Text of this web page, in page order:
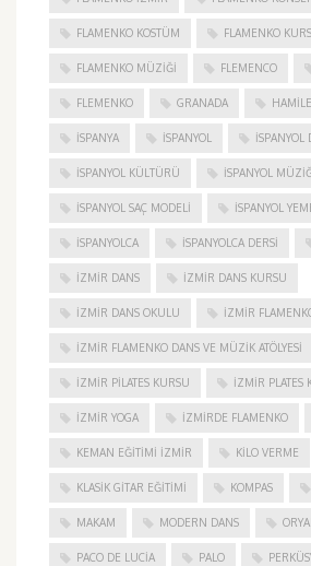
FLAMENKO KOSTÜM FLAMENKO
FLAMENKO MÜZIĞI FLEMENCO
FLEMENKO GRANADA
ISPANYA İSPANYOL İSPANYOL
İSPANYOL KÜLTÜRÜ İSPANYOL
İSPANYOL SAÇ MODELI İSPANYOL
İSPANYOLCA İSPANYOLCA DERSI
IZMIR DANS IZMIR DANS KURSU
IZMIR DANS OKULU IZMIR
İZMIR FLAMENKO DANS VE MÜZIK ATÖLYESI
İZMIR PILATES KURSU İZMIR PLATES
İZMIR YOGA IZMIRDE FLAMENKO
KEMAN EĞITIMI İZMIR KILO VERME
KLASIK GITAR EĞITIMI KOMPAS
MAKAM MODERN DANS
PACO DE LUCIA PALO